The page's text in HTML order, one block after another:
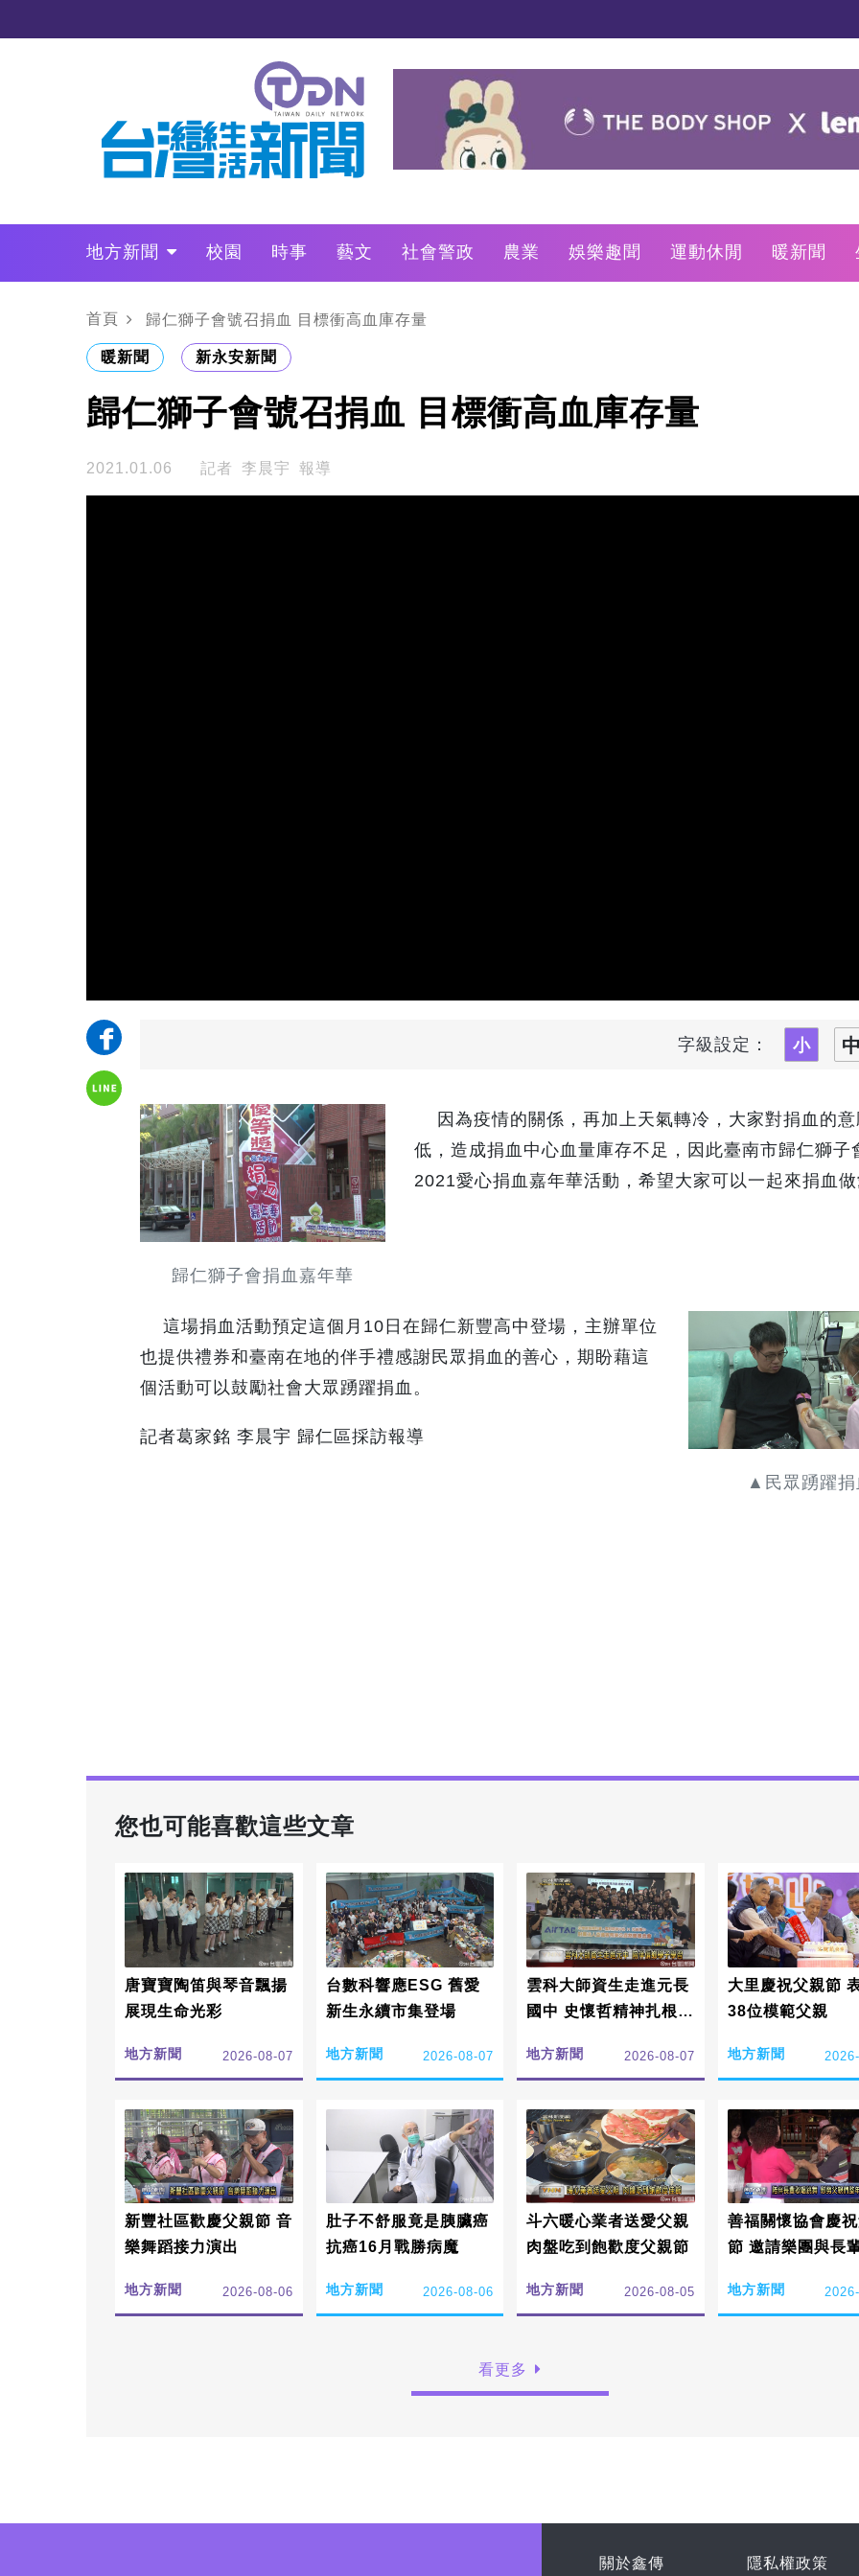
地方新聞 校園 時事 藝文 社會警政 農業 娛樂趣聞 運動休閒 暖新聞
政治
財經 LO叩敲敲門
首頁 歸仁獅子會號召捐血 目標衝高血庫存量
暖新聞 新永安新聞
歸仁獅子會號召捐血 目標衝高血庫存量
2021.01.06 記者 李晨宇 報導
字級設定：
歸仁獅子會捐血嘉年華
因為疫情的關係，再加上天氣轉冷，大家對捐血的意
低，造成捐血中心血量庫存不足，因此臺南市歸仁獅子
2021愛心捐血嘉年華活動，希望大家可以一起來捐血
這場捐血活動預定這個月10日在歸仁新豐高中登場，主辦單位
也提供禮券和臺南在地的伴手禮感謝民眾捐血的善心，期盼藉這
個活動可以鼓勵社會大眾踴躍捐血。
記者葛家銘 李晨宇 歸仁區採訪報導
▲民眾踴躍
您也可能喜歡這些文章
唐寶寶陶笛與琴音飄揚
展現生命光彩
地方新聞 2026-08-07
台數科響應ESG 舊愛
新生永續市集登場
地方新聞 2026-08-07
雲科大師資生走進元長
國中 史懷哲精神扎根偏
地方新聞 2026-08-07
大里慶祝父親節
38位模範父親
地方新聞
新豐社區歡慶父親節 音
樂舞蹈接力演出
地方新聞 2026-08-06
肚子不舒服竟是胰臟癌
抗癌16月戰勝病魔
地方新聞 2026-08-06
斗六暖心業者送愛父親
肉盤吃到飽歡度父親節
地方新聞 2026-08-05
善福關懷協會慶
節 邀請樂團與長
地方新聞
看更多
關於鑫傳 隱私權政策